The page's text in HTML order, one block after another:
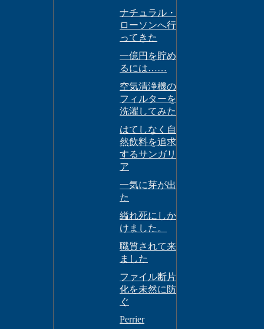
ナチュラル・
ローソンへ行
ってきた
一億円を貯め
るには……
空気清浄機の
フィルターを
洗濯してみた
はてしなく自
然飲料を追求
するサンガリ
ア
一気に芽が出
た
縊れ死にしか
けました。
職質されて来
ました
ファイル断片
化を未然に防
ぐ
Perrier